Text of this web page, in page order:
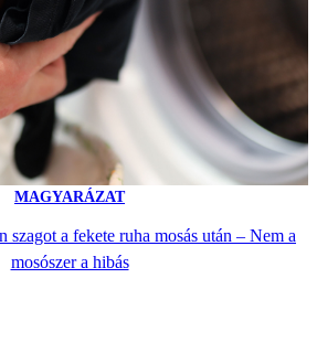
MAGYARÁZAT
szagot a fekete ruha mosás után – Nem a
mosószer a hibás